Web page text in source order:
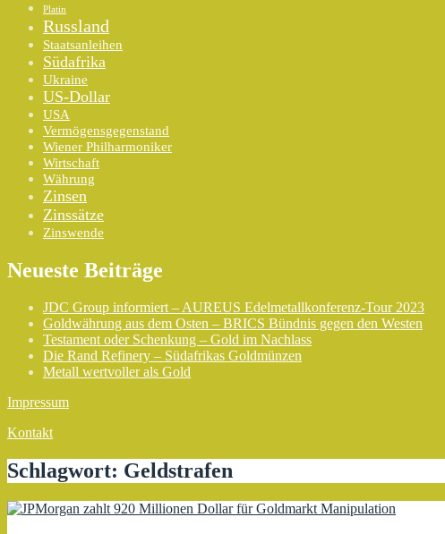
Platin
Russland
Staatsanleihen
Südafrika
Ukraine
US-Dollar
USA
Vermögensgegenstand
Wiener Philharmoniker
Wirtschaft
Währung
Zinsen
Zinssätze
Zinswende
Neueste Beiträge
JDC Group informiert – AUREUS Edelmetallkonferenz-Tour 2023
Goldwährung aus dem Osten – BRICS Bündnis gegen den Westen
Testament oder Schenkung – Gold im Nachlass
Die Rand Refinery – Südafrikas Goldmünzen
Metall wertvoller als Gold
Impressum
Kontakt
Schlagwort: Geldstrafen